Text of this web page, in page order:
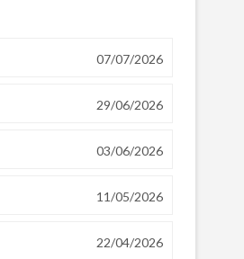
07/07/2026
29/06/2026
03/06/2026
11/05/2026
22/04/2026